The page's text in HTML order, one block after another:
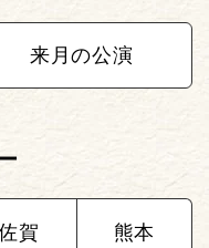
来月の公演
賀 熊本